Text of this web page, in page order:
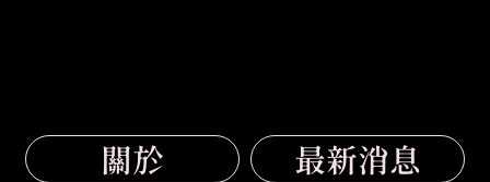
關於
最新消息